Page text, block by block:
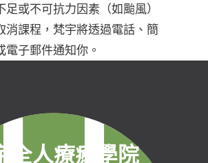
足或不可抗力因素（如颱風）
消課程，梵宇將透過電話、簡
電子郵件通知你。
全人療癒學院